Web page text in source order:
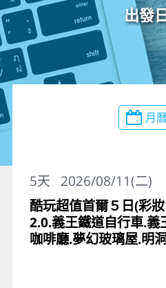
出發
月
2026/08/11(二)
5天
酷玩超值首爾５日(彩
2.0.義王鐵道自行車.義
咖啡廳.夢幻玻璃屋.明